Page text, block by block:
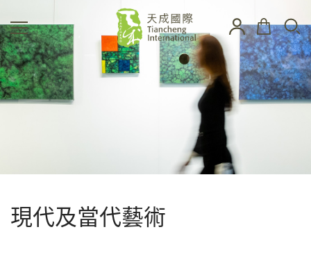
現代及當代藝術